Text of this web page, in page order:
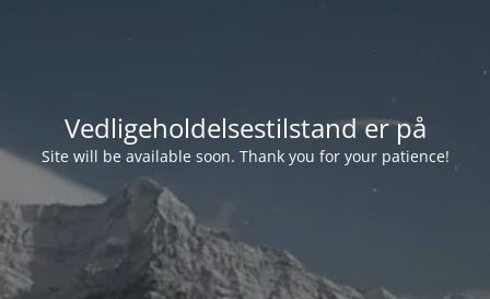
Vedligeholdelsestilstand er på
Site will be available soon. Thank you for your patience!